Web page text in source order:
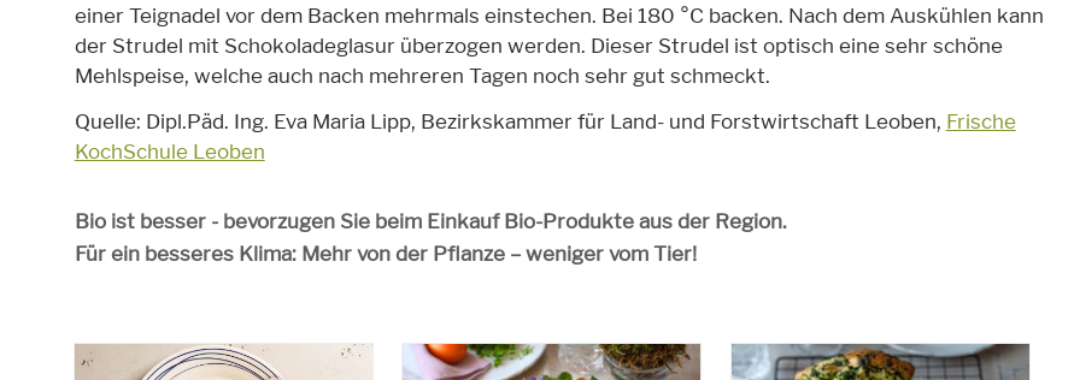
einer Teignadel vor dem Backen mehrmals einstechen. Bei 180 °C backen. Nach dem Auskühlen kann
der Strudel mit Schokoladeglasur überzogen werden. Dieser Strudel ist optisch eine sehr schöne
Mehlspeise, welche auch nach mehreren Tagen noch sehr gut schmeckt.
Quelle: Dipl.Päd. Ing. Eva Maria Lipp, Bezirkskammer für Land- und Forstwirtschaft Leoben, Frische
KochSchule Leoben
Bio ist besser - bevorzugen Sie beim Einkauf Bio-Produkte aus der Region.
Für ein besseres Klima: Mehr von der Pflanze – weniger vom Tier!